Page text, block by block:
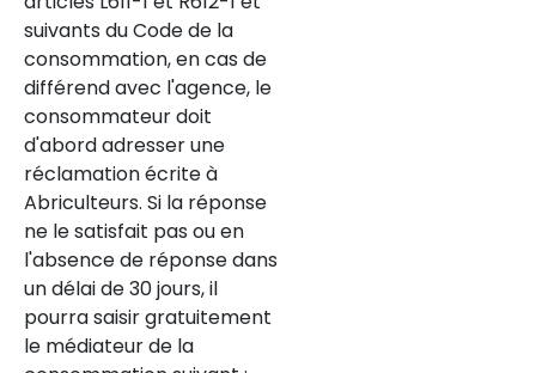
représentant un total de
799 000 € (honoraires
d'agence inclus), soit 3,1 %
du prix de vente.
Ce bien a retenu votre
intérêt ? Pour organiser la
visite avec nous, n'hésitez
pas à prendre contact
avec nous.
Les informations sur les
suivants du Code de la
consommation, en cas de
différend avec l'agence, le
consommateur doit
d'abord adresser une
réclamation écrite à
Abriculteurs. Si la réponse
ne le satisfait pas ou en
l'absence de réponse dans
un délai de 30 jours, il
pourra saisir gratuitement
le médiateur de la